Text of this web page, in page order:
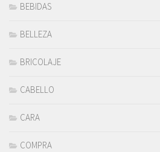
BEBIDAS
BELLEZA
BRICOLAJE
CABELLO
CARA
COMPRA